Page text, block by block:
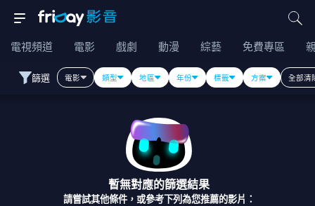
電視頻道 電影 戲劇 動漫 綜藝 免費專區
篩選 電影 類型 地區 年份 標籤 方案 全部清
暫無對應的篩選結果
請嘗試其他條件，或參考下列為您推薦的影片：